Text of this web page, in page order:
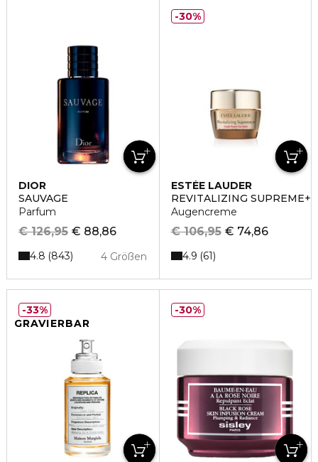
DIOR
SAUVAGE
Parfum
€ 88,86
€ 126,95
4 Größen
4.8 843
ESTÉE LAUDER
REVITALIZING SUPREME+
Augencreme
€ 74,86
€ 106,95
4.9 61
30%
GRAVIERBAR
33% 30%